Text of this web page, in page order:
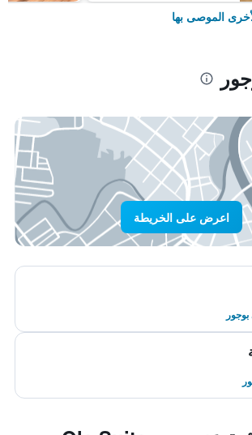
الموصى بها
اعرض على الخريطة